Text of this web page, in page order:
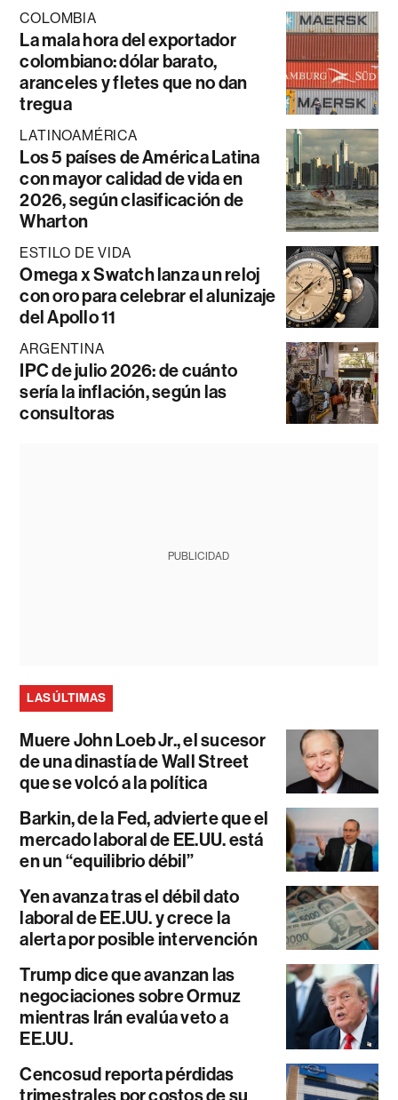
COLOMBIA
La mala hora del exportador
colombiano: dólar barato,
aranceles y fletes que no dan
tregua
LATINOAMÉRICA
Los 5 países de América Latina
con mayor calidad de vida en
2026, según clasificación de
Wharton
ESTILO DE VIDA
Omega x Swatch lanza un reloj
con oro para celebrar el alunizaje
del Apollo 11
ARGENTINA
IPC de julio 2026: de cuánto
sería la inflación, según las
consultoras
PUBLICIDAD
LAS ÚLTIMAS
Muere John Loeb Jr., el sucesor
de una dinastía de Wall Street
que se volcó a la política
Barkin, de la Fed, advierte que el
mercado laboral de EE.UU. está
en un “equilibrio débil”
Yen avanza tras el débil dato
laboral de EE.UU. y crece la
alerta por posible intervención
Trump dice que avanzan las
negociaciones sobre Ormuz
mientras Irán evalúa veto a
EE.UU.
Cencosud reporta pérdidas